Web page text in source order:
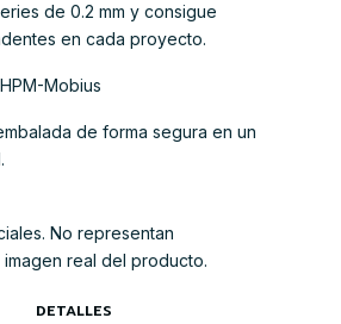
de 0.2 mm y consigue
en cada proyecto.
Mobius
de forma segura en un
No representan
real del producto.
DETALLES